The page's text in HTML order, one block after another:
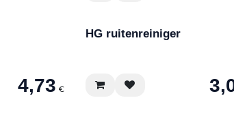
4,73 €
HG ruitenreiniger